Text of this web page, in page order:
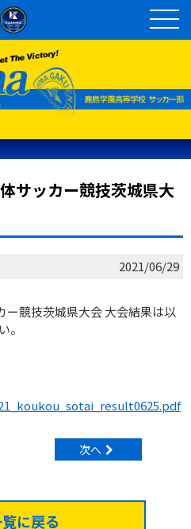
サッカー競技茨城県大
2021/06/29
ー競技茨城県大会 大会結果は以
。
次へ
に戻る